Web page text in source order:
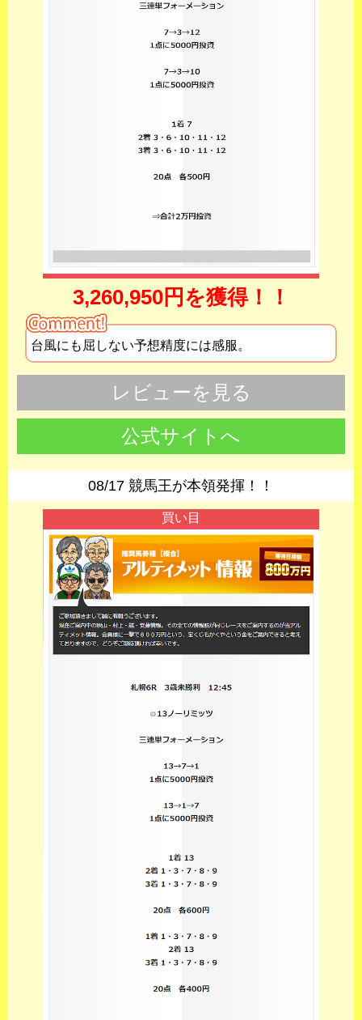
3,260,950円を獲得！！
台風にも屈しない予想精度には感服。
レビューを見る
公式サイトへ
08/17 競馬王が本領発揮！！
買い目